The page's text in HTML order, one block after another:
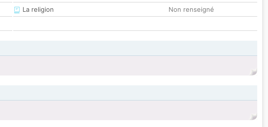
La religion
Non renseigné